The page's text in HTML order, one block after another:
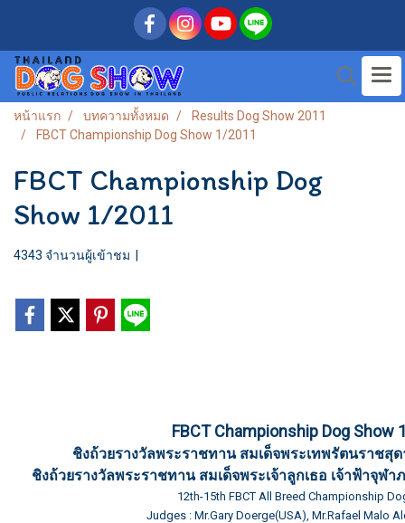
หน้าแรก บทความทั้งหมด
Results Dog Show 2011
FBCT Championship Dog Show 1/2011
FBCT Championship Dog
Show 1/2011
4343 จำนวนผู้เข้าชม
FBCT Championship Dog Show
ชิงถ้วยรางวัลพระราชทาน สมเด็จพระเทพรัตนราชสุ
ชิงถ้วยรางวัลพระราชทาน สมเด็จพระเจ้าลูกเธอ เจ้าฟ้าจุ
12th-15th FBCT All Breed Championship
Judges : Mr.Gary Doerge(USA), Mr.Rafael Malo